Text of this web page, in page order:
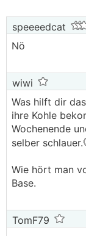
speeeedcat
Nö
wiwi
Was hilft dir
ihre Kohle
Wochenende
selber schlauer.
Wie hört man
Base.
TomF79